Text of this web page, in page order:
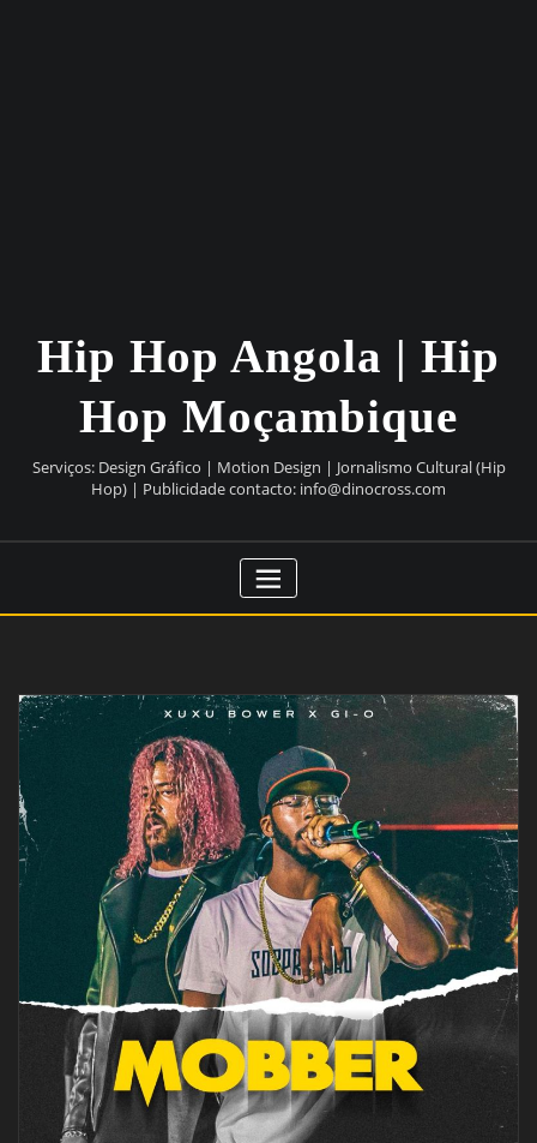
Hip Hop Angola | Hip
Hop Moçambique
Serviços: Design Gráfico | Motion Design | Jornalismo Cultural (Hip
Hop) | Publicidade contacto: info@dinocross.com